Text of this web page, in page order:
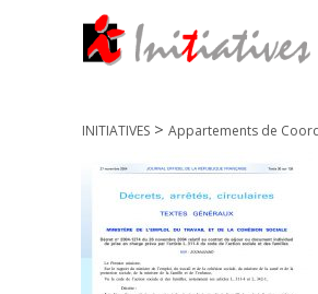
INITIATIVES > Appartements de